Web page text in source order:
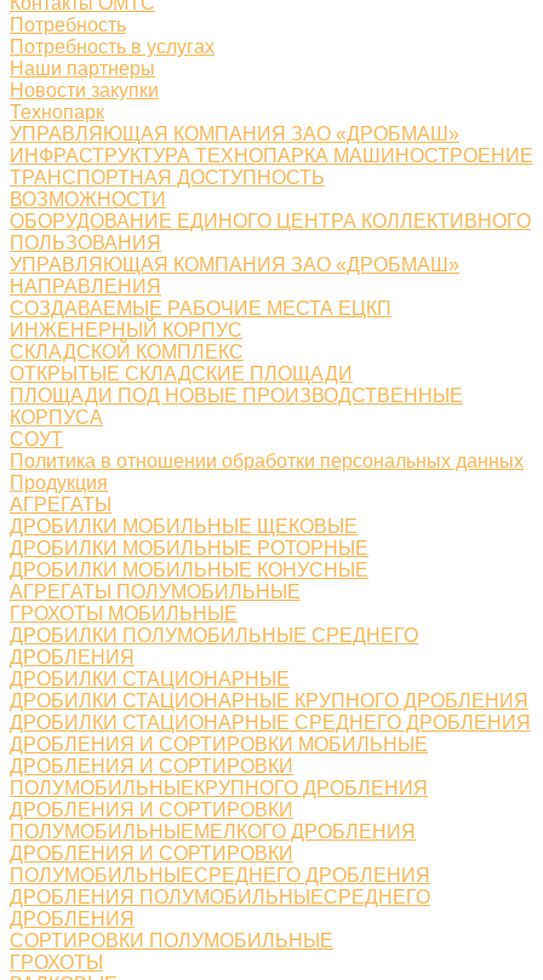
Потребность
Потребность в услугах
Наши партнеры
Новости закупки
Технопарк
УПРАВЛЯЮЩАЯ КОМПАНИЯ ЗАО «ДРОБМАШ»
ИНФРАСТРУКТУРА ТЕХНОПАРКА МАШИНОСТРОЕНИЕ
ТРАНСПОРТНАЯ ДОСТУПНОСТЬ
ВОЗМОЖНОСТИ
ОБОРУДОВАНИЕ ЕДИНОГО ЦЕНТРА КОЛЛЕКТИВНОГО
ПОЛЬЗОВАНИЯ
УПРАВЛЯЮЩАЯ КОМПАНИЯ ЗАО «ДРОБМАШ»
НАПРАВЛЕНИЯ
СОЗДАВАЕМЫЕ РАБОЧИЕ МЕСТА ЕЦКП
ИНЖЕНЕРНЫЙ КОРПУС
СКЛАДСКОЙ КОМПЛЕКС
ОТКРЫТЫЕ СКЛАДСКИЕ ПЛОЩАДИ
ПЛОЩАДИ ПОД НОВЫЕ ПРОИЗВОДСТВЕННЫЕ
КОРПУСА
СОУТ
Политика в отношении обработки персональных данных
Продукция
АГРЕГАТЫ
ДРОБИЛКИ МОБИЛЬНЫЕ ЩЕКОВЫЕ
ДРОБИЛКИ МОБИЛЬНЫЕ РОТОРНЫЕ
ДРОБИЛКИ МОБИЛЬНЫЕ КОНУСНЫЕ
АГРЕГАТЫ ПОЛУМОБИЛЬНЫЕ
ГРОХОТЫ МОБИЛЬНЫЕ
ДРОБИЛКИ ПОЛУМОБИЛЬНЫЕ СРЕДНЕГО
ДРОБЛЕНИЯ
ДРОБИЛКИ СТАЦИОНАРНЫЕ
ДРОБИЛКИ СТАЦИОНАРНЫЕ КРУПНОГО ДРОБЛЕНИЯ
ДРОБИЛКИ СТАЦИОНАРНЫЕ СРЕДНЕГО ДРОБЛЕНИЯ
ДРОБЛЕНИЯ И СОРТИРОВКИ МОБИЛЬНЫЕ
ДРОБЛЕНИЯ И СОРТИРОВКИ
ПОЛУМОБИЛЬНЫЕКРУПНОГО ДРОБЛЕНИЯ
ДРОБЛЕНИЯ И СОРТИРОВКИ
ПОЛУМОБИЛЬНЫЕМЕЛКОГО ДРОБЛЕНИЯ
ДРОБЛЕНИЯ И СОРТИРОВКИ
ПОЛУМОБИЛЬНЫЕСРЕДНЕГО ДРОБЛЕНИЯ
ДРОБЛЕНИЯ ПОЛУМОБИЛЬНЫЕСРЕДНЕГО
ДРОБЛЕНИЯ
СОРТИРОВКИ ПОЛУМОБИЛЬНЫЕ
ГРОХОТЫ